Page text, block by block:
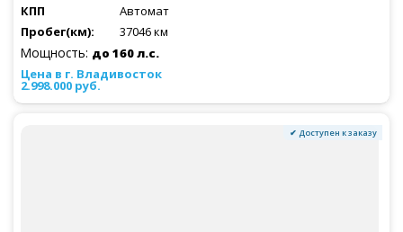
Автомат
37046 км
Мощность: до 160 л.с.
2.998.000 руб.
✔ Доступен к заказу